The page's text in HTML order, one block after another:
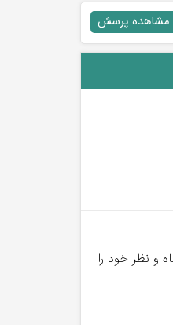
داشتند و نگاه و نظر خود را